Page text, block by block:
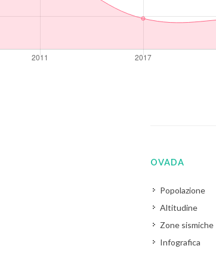
OVADA
Popolazione
Altitudine
Zone sismiche
Infografica